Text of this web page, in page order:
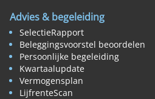
Advies & begeleiding
SelectieRapport
Beleggingsvoorstel beoordelen
Persoonlijke begeleiding
Kwartaalupdate
Vermogensplan
LijfrenteScan